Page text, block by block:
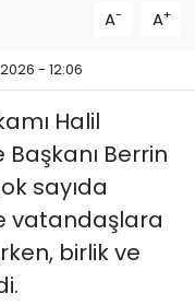
A- A+
- 12:06
Halil
Berrin
sayıda
vatandaşlara
birlik ve